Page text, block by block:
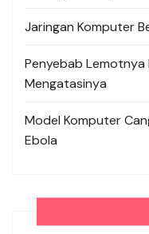
Jaringan Komputer
Penyebab
Mengatasinya
Model Komputer
Ebola